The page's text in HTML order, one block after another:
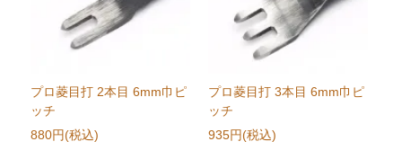
プロ菱目打 2本目 6mm巾ピ
ッチ
880円(税込)
プロ菱目打 3本目 6mm巾ピ
ッチ
935円(税込)